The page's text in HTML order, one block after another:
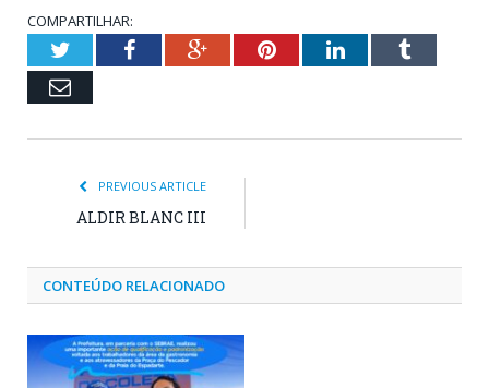
COMPARTILHAR:
TwitterFacebookGoogle+PinterestLinkedInTumblr
Email
PREVIOUS ARTICLE
ALDIR BLANC III
CONTEÚDO RELACIONADO